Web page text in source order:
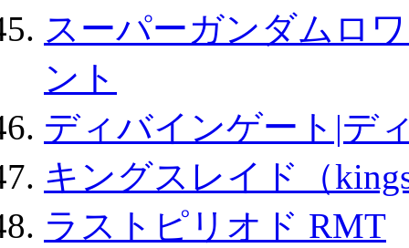
スーパーガンダムロ
ント
ディバインゲート|デ
キングスレイド（
ラストピリオド RMT